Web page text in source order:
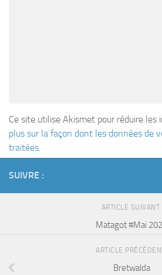
Ce site utilise Akismet pour réduire les
plus sur la façon dont les données de
traitées.
SUIVRE :
ARTICLE SUIVANT
Matagot #Mai
ARTICLE
Bretwalda